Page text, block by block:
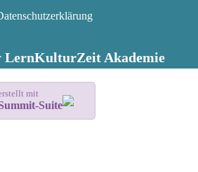
LernKulturZeit Akademie
mit
Suite